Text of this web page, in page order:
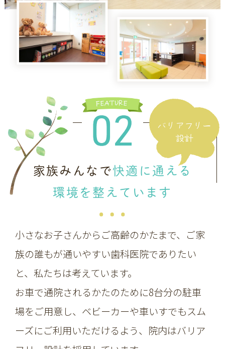
バリアフリー
設計
家族みんなで快適に通える
環境を整えています
小さなお子さんからご高齢のかたまで、ご家
族の誰もが通いやすい歯科医院でありたい
と、私たちは考えています。
お車で通院されるかたのために8台分の駐車
場をご用意し、ベビーカーや車いすでもスム
ーズにご利用いただけるよう、院内はバリア